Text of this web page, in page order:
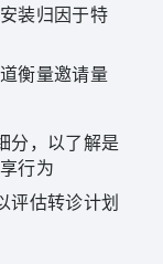
装归因于特
衡量邀请量
分，以了解是
行为
评估转诊计划